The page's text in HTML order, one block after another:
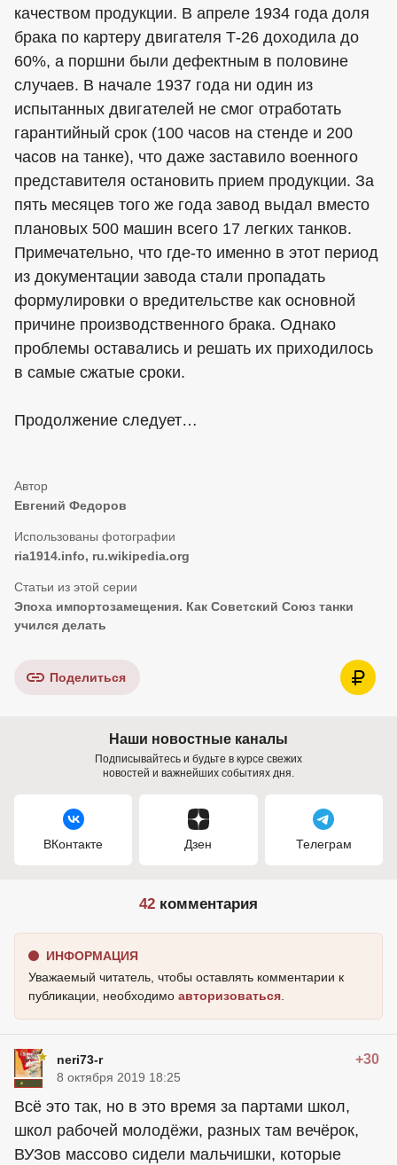
качеством продукции. В апреле 1934 года доля
брака по картеру двигателя Т-26 доходила до
60%, а поршни были дефектным в половине
случаев. В начале 1937 года ни один из
испытанных двигателей не смог отработать
гарантийный срок (100 часов на стенде и 200
часов на танке), что даже заставило военного
представителя остановить прием продукции. За
пять месяцев того же года завод выдал вместо
плановых 500 машин всего 17 легких танков.
Примечательно, что где-то именно в этот период
из документации завода стали пропадать
формулировки о вредительстве как основной
причине производственного брака. Однако
проблемы оставались и решать их приходилось
в самые сжатые сроки.
Продолжение следует…
Евгений Федоров
ria1914.info, ru.wikipedia.org
Эпоха импортозамещения. Как Советский Союз танки
учился делать
Поделиться
Наши новостные каналы
Подписывайтесь и будьте в курсе свежих
новостей и важнейших событиях дня.
ВКонтакте Дзен Телеграм
42 комментария
ИНФОРМАЦИЯ
Уважаемый читатель, чтобы оставлять комментарии к
публикации, необходимо авторизоваться.
neri73-r +30
8 октября 2019 18:25
Всё это так, но в это время за партами школ,
школ рабочей молодёжи, разных там вечёрок,
ВУЗов массово сидели мальчишки, которые